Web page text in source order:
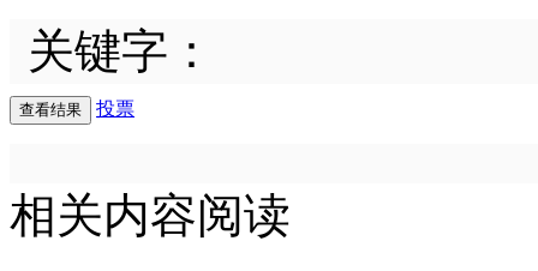
关键字：
投票
相关内容阅读